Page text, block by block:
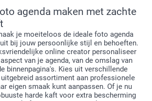
agenda maken met zachte
je moeiteloos de ideale foto agenda
bij jouw persoonlijke stijl en behoeften.
online creator personaliseer
van je agenda, van de omslag van
binnenpagina's. Kies uit verschillende
assortiment aan professionele
eigen smaak kunt aanpassen. Of je nu
harde kaft voor extra bescherming